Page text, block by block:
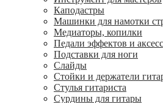
Каподастры
Машинки для намотки
Медиаторы, копилки
Педали эффектов и
Подставки для ноги
Слайды
Стойки и держатели
Стулья гитариста
Сурдины для гитары